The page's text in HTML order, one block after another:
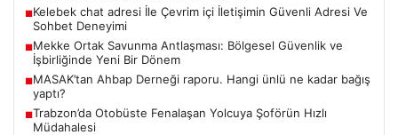
■Kelebek chat adresi İle Çevrim içi İletişimin Güvenli Adresi Ve
Sohbet Deneyimi
■Mekke Ortak Savunma Antlaşması: Bölgesel Güvenlik ve
İşbirliğinde Yeni Bir Dönem
■MASAK’tan Ahbap Derneği raporu. Hangi ünlü ne kadar bağış
yaptı?
■Trabzon’da Otobüste Fenalaşan Yolcuya Şoförün Hızlı
Müdahalesi